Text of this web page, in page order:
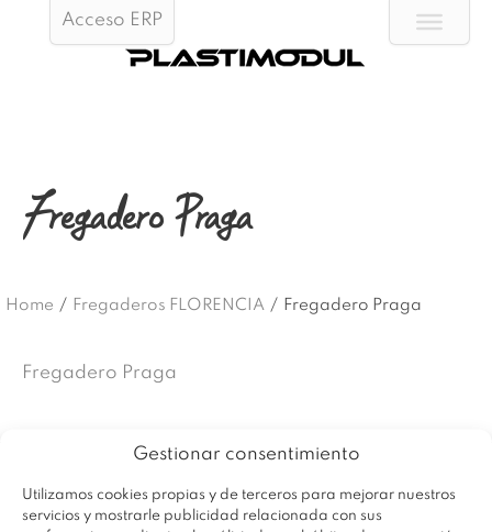
Gestionar consentimiento
Utilizamos cookies propias y de terceros para mejorar nuestros
servicios y mostrarle publicidad relacionada con sus
Acceso ERP
Fregadero Praga
Home / Fregaderos FLORENCIA / Fregadero Praga
Fregadero Praga